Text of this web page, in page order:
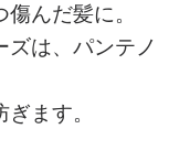
んだ髪に。
ズは、パンテノ
ます。